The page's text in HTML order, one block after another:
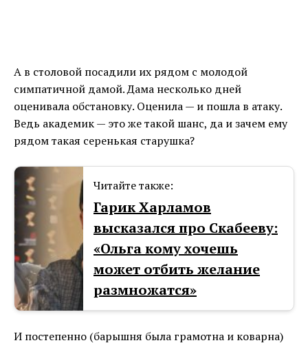
А в столовой посадили их рядом с молодой
симпатичной дамой. Дама несколько дней
оценивала обстановку. Оценила — и пошла в атаку.
Ведь академик — это же такой шанс, да и зачем ему
рядом такая серенькая старушка?
Читайте также:
Гарик Харламов
высказался про Скабееву:
«Ольга кому хочешь
может отбить желание
размножатся»
И постепенно (барышня была грамотна и коварна)